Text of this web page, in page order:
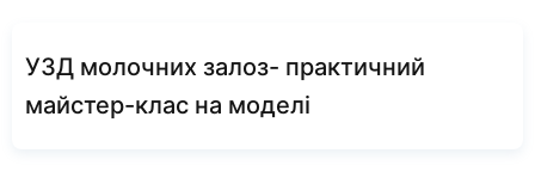
УЗД молочних залоз- практичний
майстер-клас на моделі